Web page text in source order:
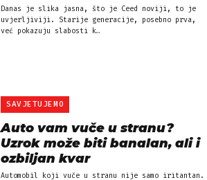
Danas je slika jasna, što je Ceed noviji, to je
uvjerljiviji. Starije generacije, posebno prva,
već pokazuju slabosti k…
SAVJETUJEMO
Auto vam vuče u stranu?
Uzrok može biti banalan, ali i
ozbiljan kvar
Automobil koji vuče u stranu nije samo iritantan.